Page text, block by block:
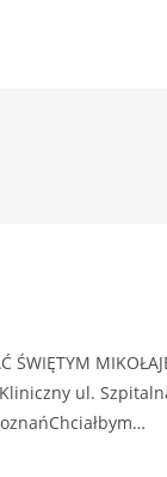
ŚWIĘTYM
ul.